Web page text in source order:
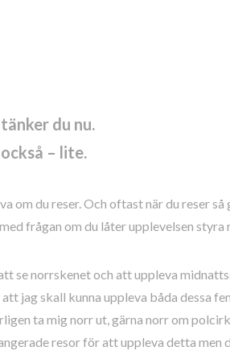
du nu.
– lite.
om du reser. Och oftast när du reser
frågan om du låter upplevelsen styra
se norrskenet och att uppleva
jag skall kunna uppleva båda dessa
ta mig norr ut, gärna norr om
resor för att uppleva detta men